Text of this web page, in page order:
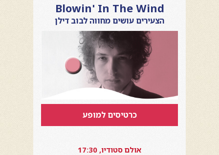
Blowin' In The Wind
הצעירים עושים מחווה לבוב דילן
כרטיסים למופע
אולם סטודיו, 17:30